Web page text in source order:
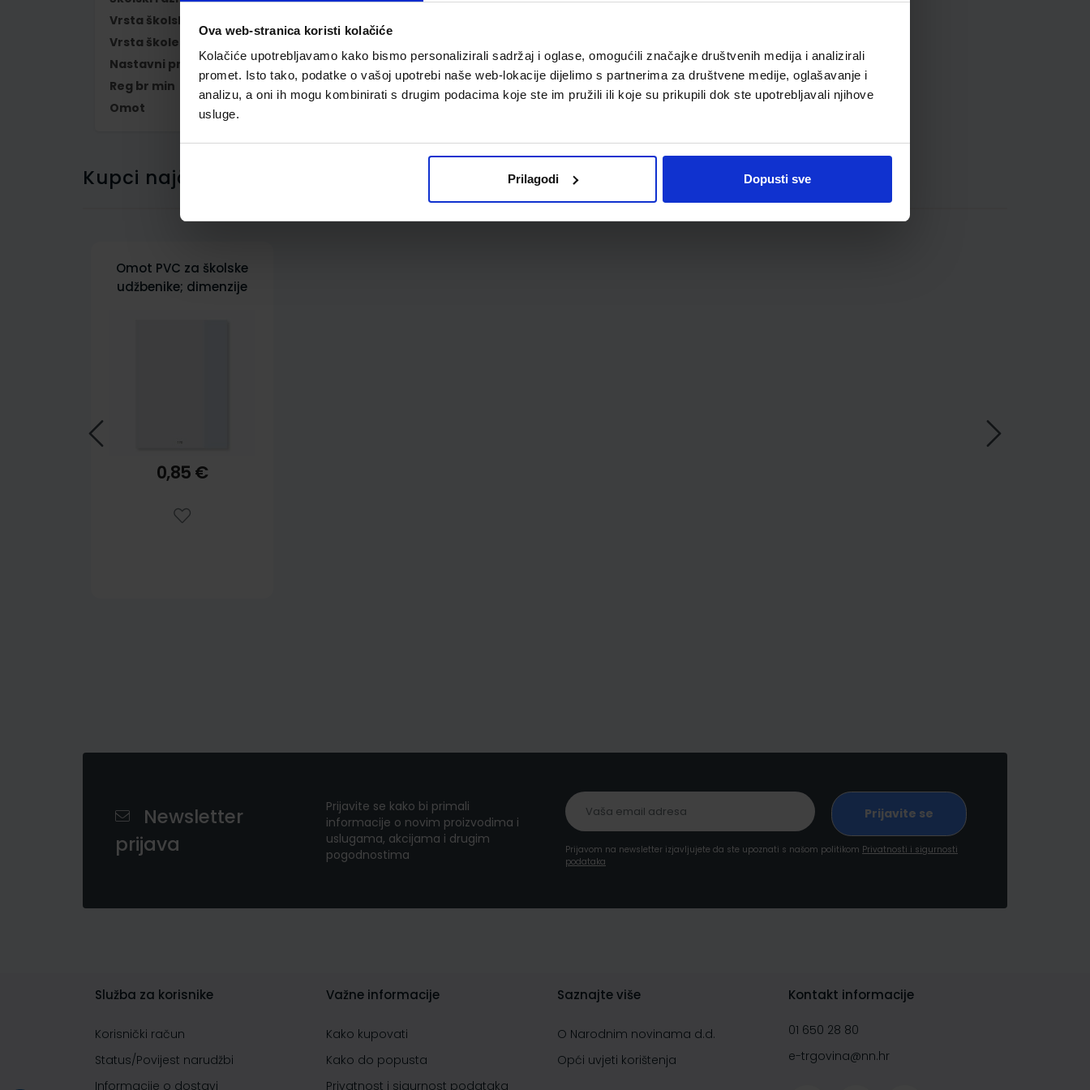
Ova web-stranica koristi kolačiće
Kolačiće upotrebljavamo kako bismo personalizirali sadržaj i oglase, omogućili značajke društvenih medija i analizirali
promet. Isto tako, podatke o vašoj upotrebi naše web-lokacije dijelimo s partnerima za društvene medije, oglašavanje i
analizu, a oni ih mogu kombinirati s drugim podacima koje ste im pružili ili koje su prikupili dok ste upotrebljavali njihove
usluge.
Prilagodi Dopusti sve
Vrsta školske knjige
Vrsta škole
Nastavni predmet
ENGLESKI JEZIK
Reg br min
7696
Omot
Kupci najčešće biraju..
Omot PVC za školske
udžbenike; dimenzije
0,85 €
Newsletter
prijava
Prijavite se kako bi primali
informacije o novim proizvodima i
uslugama, akcijama i drugim
pogodnostima
Prijavom na newsletter izjavljujete da ste upoznati s našom politikom Privatnosti i sigurnosti
podataka
Služba za korisnike
Korisnički račun
Status/Povijest narudžbi
Informacije o dostavi
Važne informacije
Kako kupovati
Kako do popusta
Privatnost i sigurnost podataka
Saznajte više
O Narodnim novinama d.d.
Opći uvjeti korištenja
Kontakt informacije
01 650 28 80
e-trgovina@nn.hr